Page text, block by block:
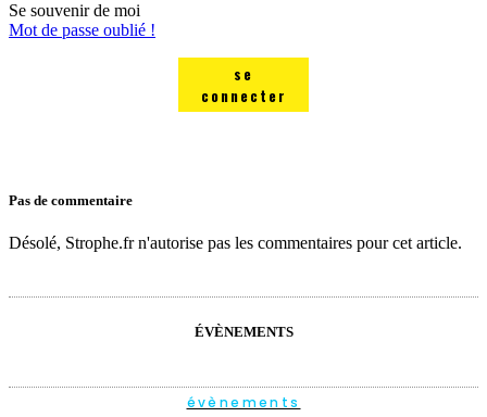
Se souvenir de moi
Mot de passe oublié !
se
connecter
Pas de commentaire
Désolé, Strophe.fr n'autorise pas les commentaires pour cet article.
ÉVÈNEMENTS
évènements